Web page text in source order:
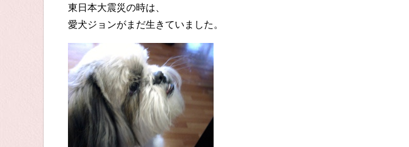
東日本大震災の時は、
愛犬ジョンがまだ生きていました。